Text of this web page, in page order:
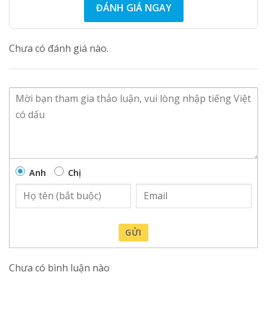
ĐÁNH GIÁ NGAY
Chưa có đánh giá nào.
Anh Chị
GỬI
Chưa có bình luận nào